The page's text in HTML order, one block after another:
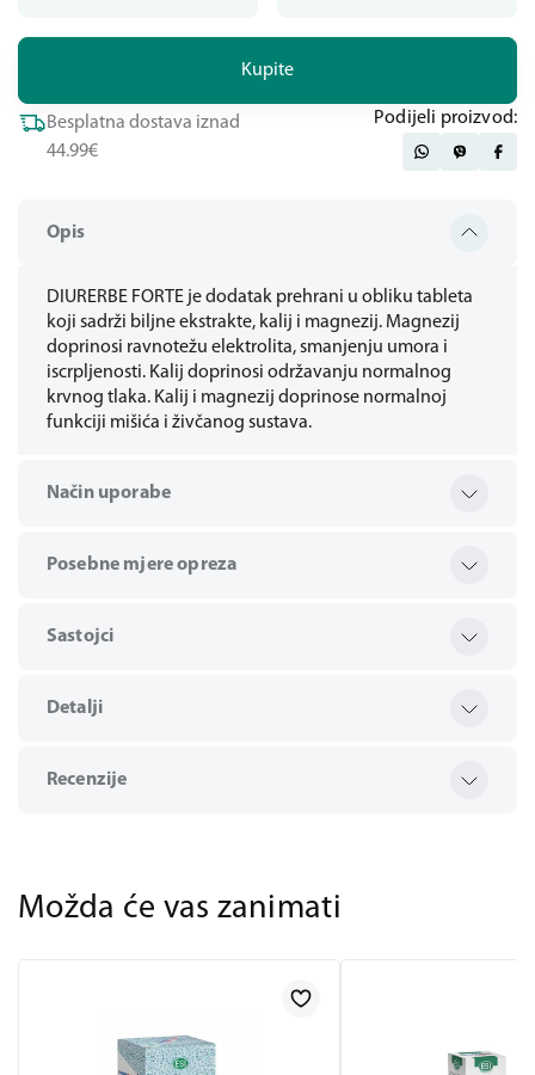
Opis
DIURERBE FORTE je dodatak prehrani u obliku tableta
koji sadrži biljne ekstrakte, kalij i magnezij. Magnezij
doprinosi ravnotežu elektrolita, smanjenju umora i
iscrpljenosti. Kalij doprinosi održavanju normalnog
krvnog tlaka. Kalij i magnezij doprinose normalnoj
funkciji mišića i živčanog sustava.
Način uporabe
Posebne mjere opreza
Sastojci
Detalji
Recenzije
Kupite
Besplatna dostava iznad
44.99€
Podijeli proizvod:
Možda će vas zanimati